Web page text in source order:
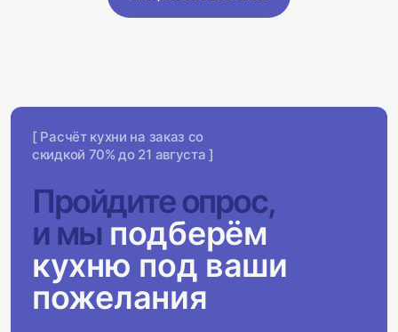
[ Расчёт кухни на заказ со
скидкой 70% до 21 августа ]
Пройдите опрос,
и мы подберём
кухню под ваши
пожелания